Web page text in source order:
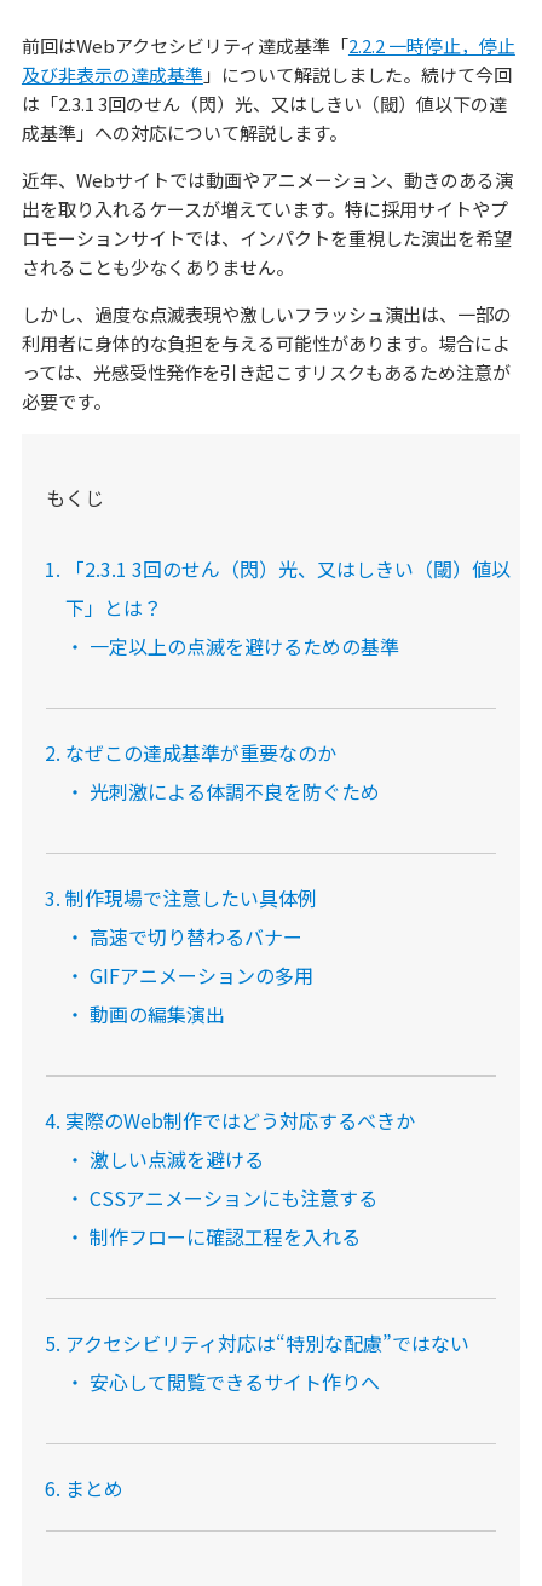
前回はWebアクセシビリティ達成基準「2.2.2 一時停止，停止
及び非表示の達成基準」について解説しました。続けて今回
は「2.3.1 3回のせん（閃）光、又はしきい（閾）値以下の達
成基準」への対応について解説します。
近年、Webサイトでは動画やアニメーション、動きのある演
出を取り入れるケースが増えています。特に採用サイトやプ
ロモーションサイトでは、インパクトを重視した演出を希望
されることも少なくありません。
しかし、過度な点滅表現や激しいフラッシュ演出は、一部の
利用者に身体的な負担を与える可能性があります。場合によ
っては、光感受性発作を引き起こすリスクもあるため注意が
必要です。
もくじ
「2.3.1 3回のせん（閃）光、又はしきい（閾）値以
下」とは？
一定以上の点滅を避けるための基準
なぜこの達成基準が重要なのか
光刺激による体調不良を防ぐため
制作現場で注意したい具体例
高速で切り替わるバナー
GIFアニメーションの多用
動画の編集演出
実際のWeb制作ではどう対応するべきか
激しい点滅を避ける
CSSアニメーションにも注意する
制作フローに確認工程を入れる
アクセシビリティ対応は“特別な配慮”ではない
安心して閲覧できるサイト作りへ
まとめ